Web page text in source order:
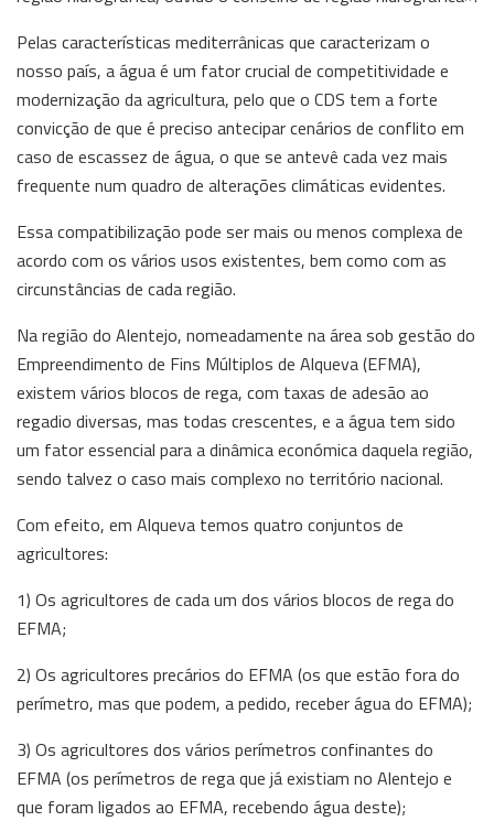
Pelas características mediterrânicas que caracterizam o
nosso país, a água é um fator crucial de competitividade e
modernização da agricultura, pelo que o CDS tem a forte
convicção de que é preciso antecipar cenários de conflito em
caso de escassez de água, o que se antevê cada vez mais
frequente num quadro de alterações climáticas evidentes.
Essa compatibilização pode ser mais ou menos complexa de
acordo com os vários usos existentes, bem como com as
circunstâncias de cada região.
Na região do Alentejo, nomeadamente na área sob gestão do
Empreendimento de Fins Múltiplos de Alqueva (EFMA),
existem vários blocos de rega, com taxas de adesão ao
regadio diversas, mas todas crescentes, e a água tem sido
um fator essencial para a dinâmica económica daquela região,
sendo talvez o caso mais complexo no território nacional.
Com efeito, em Alqueva temos quatro conjuntos de
agricultores:
1) Os agricultores de cada um dos vários blocos de rega do
EFMA;
2) Os agricultores precários do EFMA (os que estão fora do
perímetro, mas que podem, a pedido, receber água do EFMA);
3) Os agricultores dos vários perímetros confinantes do
EFMA (os perímetros de rega que já existiam no Alentejo e
que foram ligados ao EFMA, recebendo água deste);